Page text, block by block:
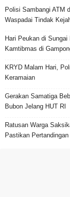
Polisi Sambangi ATM
Waspadai Tindak
Hari Peukan di
Kamtibmas di
KRYD Malam Hari,
Keramaian
Gerakan Samatiga
Bubon Jelang HUT RI
Ratusan Warga
Pastikan